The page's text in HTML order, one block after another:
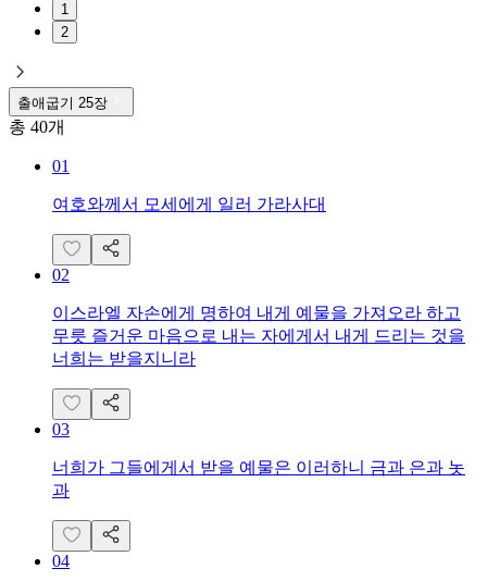
1
2
출애굽기 25장
총 40개
01
여호와께서 모세에게 일러 가라사대
02
이스라엘 자손에게 명하여 내게 예물을 가져오라 하고
무릇 즐거운 마음으로 내는 자에게서 내게 드리는 것을
너희는 받을지니라
03
너희가 그들에게서 받을 예물은 이러하니 금과 은과 놋
과
04